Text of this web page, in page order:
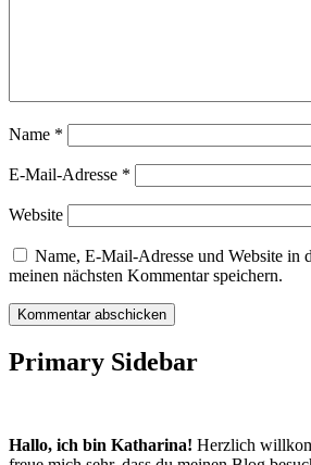
Name *
E-Mail-Adresse *
Website
Name, E-Mail-Adresse und Website in
meinen nächsten Kommentar speichern.
Primary Sidebar
Hallo, ich bin Katharina! Herzlich